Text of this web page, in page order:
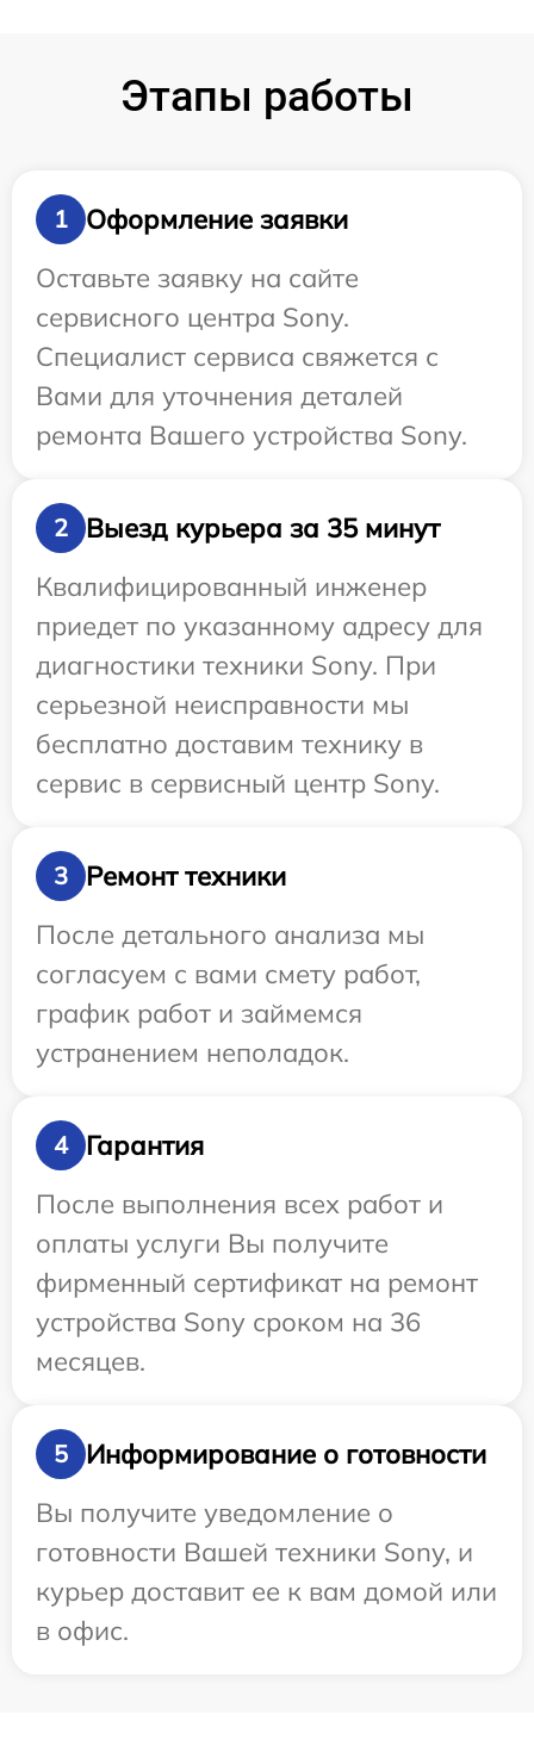
Этапы работы
1
Оформление заявки
Оставьте заявку на сайте
сервисного центра Sony.
Специалист сервиса свяжется с
Вами для уточнения деталей
ремонта Вашего устройства Sony.
2
Выезд курьера за 35 минут
Квалифицированный инженер
приедет по указанному адресу для
диагностики техники Sony. При
серьезной неисправности мы
бесплатно доставим технику в
сервис в сервисный центр Sony.
3
Ремонт техники
После детального анализа мы
согласуем с вами смету работ,
график работ и займемся
устранением неполадок.
4
Гарантия
После выполнения всех работ и
оплаты услуги Вы получите
фирменный сертификат на ремонт
устройства Sony сроком на 36
месяцев.
5
Информирование о готовности
Вы получите уведомление о
готовности Вашей техники Sony, и
курьер доставит ее к вам домой или
в офис.